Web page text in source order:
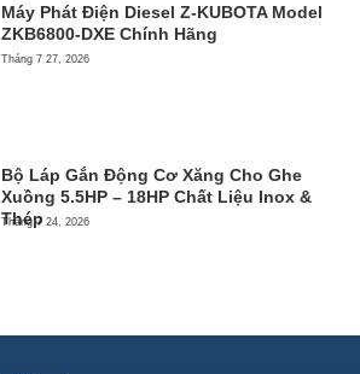
Máy Phát Điện Diesel Z-KUBOTA Model
ZKB6800-DXE Chính Hãng
Tháng 7 27, 2026
Bộ Láp Gắn Động Cơ Xăng Cho Ghe
Xuồng 5.5HP – 18HP Chất Liệu Inox &
Thép
Tháng 7 24, 2026